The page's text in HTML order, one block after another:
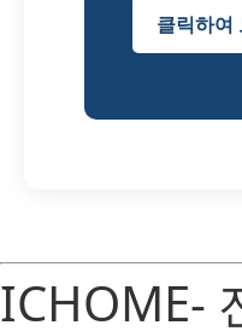
클릭하여
ICHOME-